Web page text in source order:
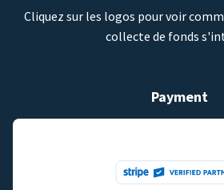
Cliquez sur les logos pour voir
collecte de fonds
Payment